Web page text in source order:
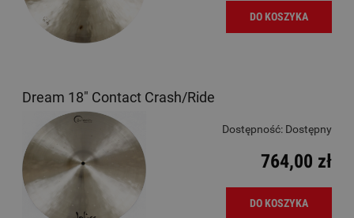
DO KOSZYKA
Dream 18" Contact Crash/Ride
Dostępność: Dostępny
764,00 zł
DO KOSZYKA